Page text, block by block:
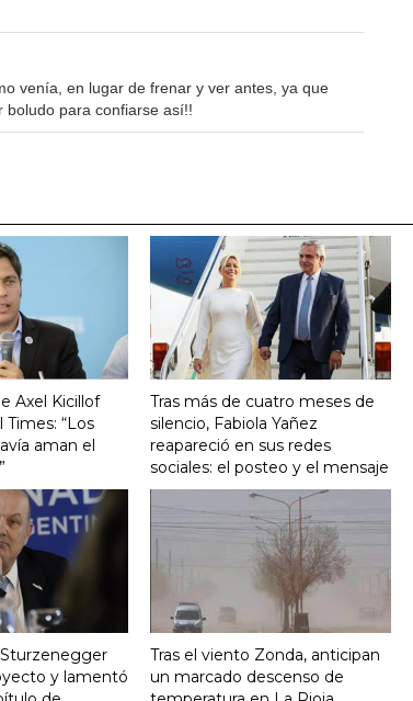
venía, en lugar de frenar y ver antes, ya que
boludo para confiarse así!!
Axel Kicillof
Times: “Los
aman el
Tras más de cuatro meses de
silencio, Fabiola Yañez
reapareció en sus redes
sociales: el posteo y el mensaje
Sturzenegger
y lamentó
Tras el viento Zonda, anticipan
un marcado descenso de